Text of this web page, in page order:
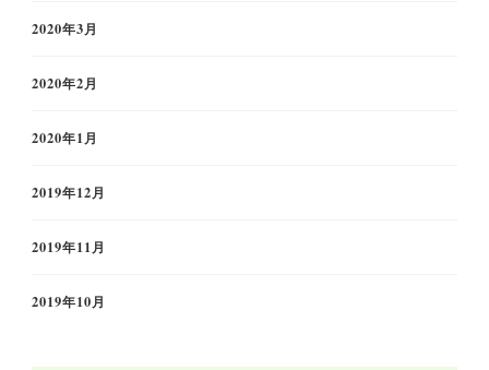
2020年3月
2020年2月
2020年1月
2019年12月
2019年11月
2019年10月